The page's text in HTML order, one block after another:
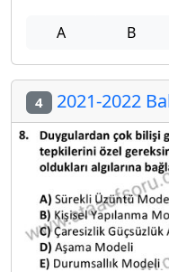
A B
4 2021-2022